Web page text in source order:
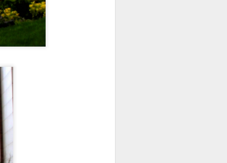
kaçıp deniz
o kadar
sevdiğim :)
yazın ilk
yazmıştım